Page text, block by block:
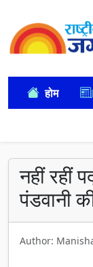
होम
नहीं रहीं
पंडवानी
Author: